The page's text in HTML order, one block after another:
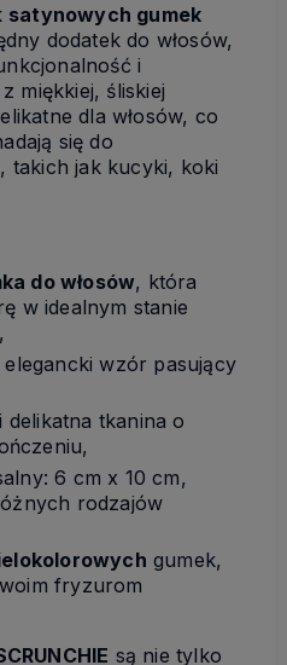
satynowych gumek
dodatek do włosów,
i
miękkiej, śliskiej
dla włosów, co
się do
takich jak kucyki, koki
do włosów, która
w idealnym stanie
wzór pasujący
delikatna tkanina o
6 cm x 10 cm,
rodzajów
gumek,
fryzurom
są nie tylko